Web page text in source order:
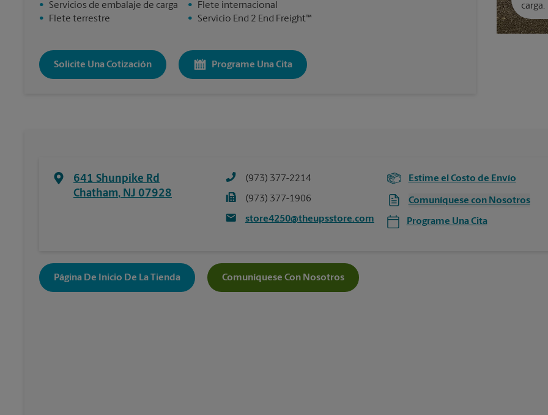
•
Servicios de embalaje de carga
•
Flete terrestre
•
Flete internacional
•
Servicio End 2 End Freight™
Solicite Una Cotización Programe Una Cita
carga.
641 Shunpike Rd
Chatham, NJ 07928
(973) 377-2214
(973) 377-1906
store4250@theupsstore.com
Estime el Costo de Envío
Comuníquese con Nosotros
Programe Una Cita
Página De Inicio De La Tienda Comuníquese Con Nosotros